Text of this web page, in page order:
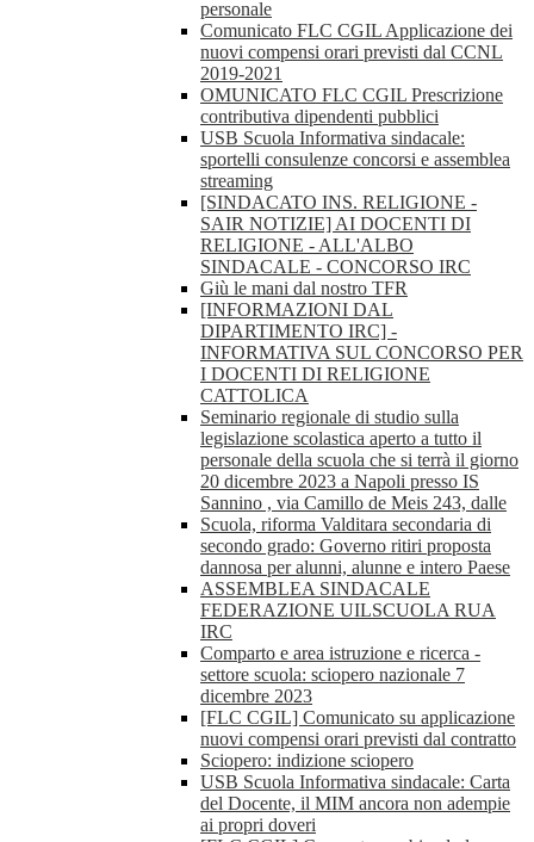
personale
Comunicato FLC CGIL Applicazione dei
nuovi compensi orari previsti dal CCNL
2019-2021
OMUNICATO FLC CGIL Prescrizione
contributiva dipendenti pubblici
USB Scuola Informativa sindacale:
sportelli consulenze concorsi e assemblea
streaming
[SINDACATO INS. RELIGIONE -
SAIR NOTIZIE] AI DOCENTI DI
RELIGIONE - ALL'ALBO
SINDACALE - CONCORSO IRC
Giù le mani dal nostro TFR
[INFORMAZIONI DAL
DIPARTIMENTO IRC] -
INFORMATIVA SUL CONCORSO PER
I DOCENTI DI RELIGIONE
CATTOLICA
Seminario regionale di studio sulla
legislazione scolastica aperto a tutto il
personale della scuola che si terrà il giorno
20 dicembre 2023 a Napoli presso IS
Sannino , via Camillo de Meis 243, dalle
Scuola, riforma Valditara secondaria di
secondo grado: Governo ritiri proposta
dannosa per alunni, alunne e intero Paese
ASSEMBLEA SINDACALE
FEDERAZIONE UILSCUOLA RUA
IRC
Comparto e area istruzione e ricerca -
settore scuola: sciopero nazionale 7
dicembre 2023
[FLC CGIL] Comunicato su applicazione
nuovi compensi orari previsti dal contratto
Sciopero: indizione sciopero
USB Scuola Informativa sindacale: Carta
del Docente, il MIM ancora non adempie
ai propri doveri